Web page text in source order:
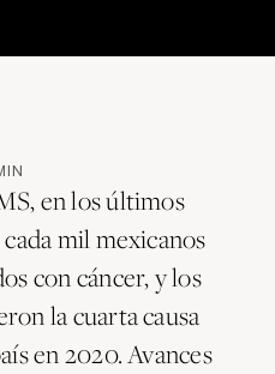
en los últimos
mil mexicanos
con cáncer, y los
la cuarta causa
en 2020. Avances